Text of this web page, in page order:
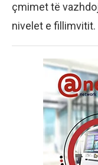
çmimet të
nivelet e fillimvitit.